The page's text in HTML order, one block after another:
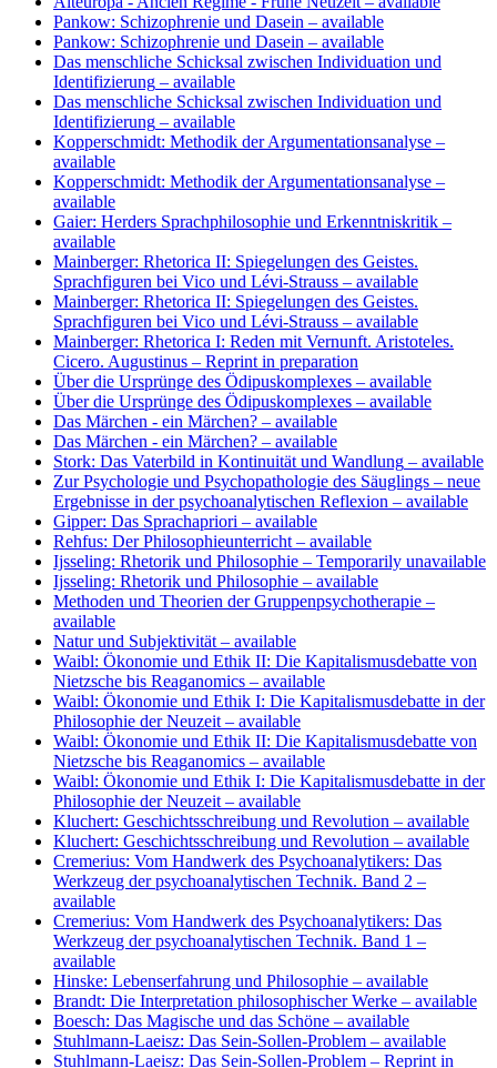
Pankow: Schizophrenie und Dasein – available
Pankow: Schizophrenie und Dasein – available
Das menschliche Schicksal zwischen Individuation und
Identifizierung – available
Das menschliche Schicksal zwischen Individuation und
Identifizierung – available
Kopperschmidt: Methodik der Argumentationsanalyse –
available
Kopperschmidt: Methodik der Argumentationsanalyse –
available
Gaier: Herders Sprachphilosophie und Erkenntniskritik –
available
Mainberger: Rhetorica II: Spiegelungen des Geistes.
Sprachfiguren bei Vico und Lévi-Strauss – available
Mainberger: Rhetorica II: Spiegelungen des Geistes.
Sprachfiguren bei Vico und Lévi-Strauss – available
Mainberger: Rhetorica I: Reden mit Vernunft. Aristoteles.
Cicero. Augustinus – Reprint in preparation
Über die Ursprünge des Ödipuskomplexes – available
Über die Ursprünge des Ödipuskomplexes – available
Das Märchen - ein Märchen? – available
Das Märchen - ein Märchen? – available
Stork: Das Vaterbild in Kontinuität und Wandlung – available
Zur Psychologie und Psychopathologie des Säuglings – neue
Ergebnisse in der psychoanalytischen Reflexion – available
Gipper: Das Sprachapriori – available
Rehfus: Der Philosophieunterricht – available
Ijsseling: Rhetorik und Philosophie – Temporarily unavailable
Ijsseling: Rhetorik und Philosophie – available
Methoden und Theorien der Gruppenpsychotherapie –
available
Natur und Subjektivität – available
Waibl: Ökonomie und Ethik II: Die Kapitalismusdebatte von
Nietzsche bis Reaganomics – available
Waibl: Ökonomie und Ethik I: Die Kapitalismusdebatte in der
Philosophie der Neuzeit – available
Waibl: Ökonomie und Ethik II: Die Kapitalismusdebatte von
Nietzsche bis Reaganomics – available
Waibl: Ökonomie und Ethik I: Die Kapitalismusdebatte in der
Philosophie der Neuzeit – available
Kluchert: Geschichtsschreibung und Revolution – available
Kluchert: Geschichtsschreibung und Revolution – available
Cremerius: Vom Handwerk des Psychoanalytikers: Das
Werkzeug der psychoanalytischen Technik. Band 2 –
available
Cremerius: Vom Handwerk des Psychoanalytikers: Das
Werkzeug der psychoanalytischen Technik. Band 1 –
available
Hinske: Lebenserfahrung und Philosophie – available
Brandt: Die Interpretation philosophischer Werke – available
Boesch: Das Magische und das Schöne – available
Stuhlmann-Laeisz: Das Sein-Sollen-Problem – available
Stuhlmann-Laeisz: Das Sein-Sollen-Problem – Reprint in